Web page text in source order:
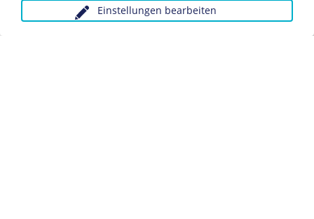
Anfragen wegen Bildvorlagen bitte unter Angabe des
Einstellungen bearbeiten